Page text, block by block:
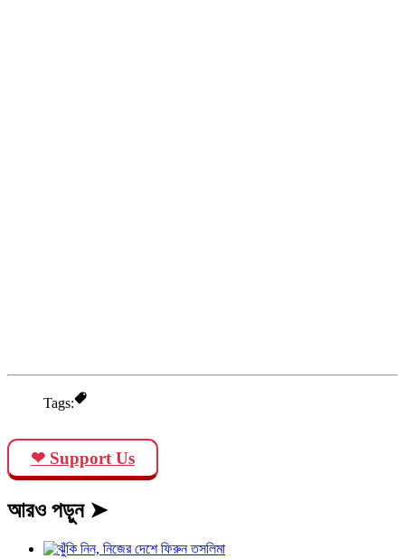
Tags:
❤ Support Us
আরও পড়ুন ➤